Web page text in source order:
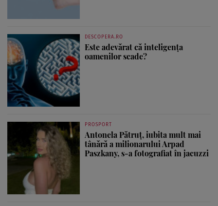
DESCOPERA.RO
Este adevărat că inteligența
oamenilor scade?
PROSPORT
Antonela Pătruț, iubita mult mai
tânără a milionarului Arpad
Paszkany, s-a fotografiat în jacuzzi